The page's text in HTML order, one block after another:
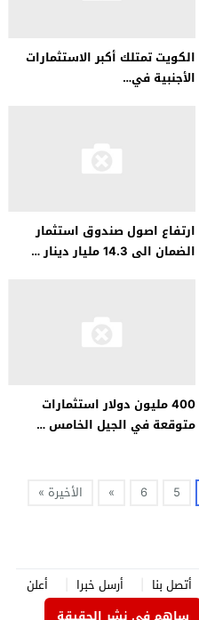
الكويت تمتلك أكبر الاستثمارات
الأجنبية في…
ارتفاع اصول صندوق استثمار
الضمان الى 14.3 مليار دينار …
400 مليون دولار استثمارات
متوقعة في الجيل الخامس …
5
6
» الأخيرة »
أتصل بنا أرسل خبرا
أعلن